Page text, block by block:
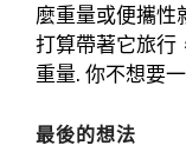
麼重量或便攜性
打算帶著它旅行
重量. 你不想要
最後的想法